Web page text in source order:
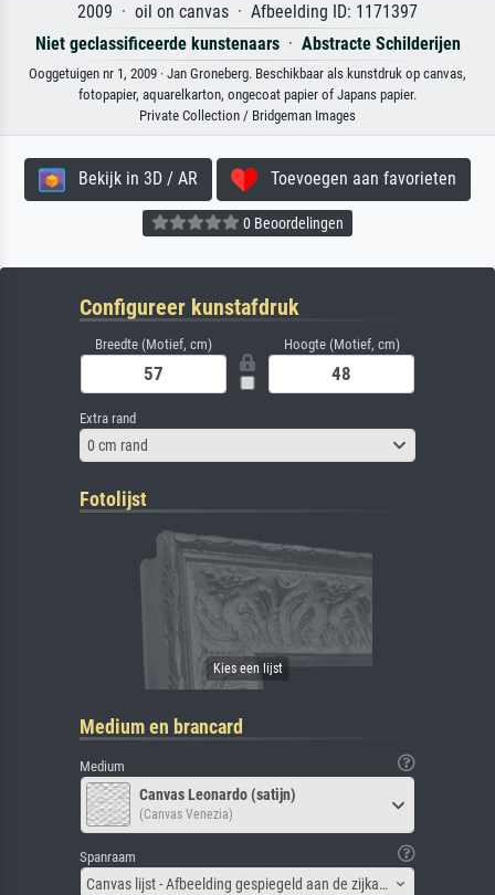
2009 · oil on canvas · Afbeelding ID: 1171397
Niet geclassificeerde kunstenaars· Abstracte Schilderijen
Ooggetuigen nr 1, 2009 · Jan Groneberg. Beschikbaar als kunstdruk op canvas,
fotopapier, aquarelkarton, ongecoat papier of Japans papier.
Private Collection / Bridgeman Images
Bekijk in 3D / AR Toevoegen aan favorieten
0 Beoordelingen
Configureer kunstafdruk
Breedte (Motief, cm) Hoogte (Motief, cm)
Extra rand
0 cm rand
Fotolijst
Medium en brancard
Medium
Canvas Leonardo (satijn)
(Canvas Venezia)
Spanraam
Canvas lijst - Afbeelding gespiegeld aan de zijkant